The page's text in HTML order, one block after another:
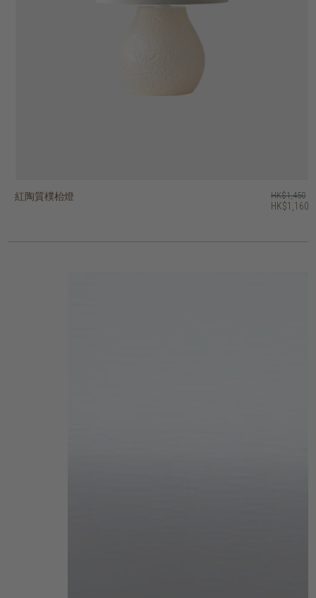
紅陶質樸枱燈 HK$1,450
HK$1,160
紅陶枱燈 HK$2,250
HK$1,800
紅陶條紋枱燈 HK$1,950
HK$1,560
紅陶幾何枱燈 HK$2,250
HK$1,800
復古枱燈 HK$1,950
HK$1,560
heritage 圓頂形枱燈 HK$845
bright 號角形吊燈 HK$1,450
bright 穹頂型吊燈 HK$1,550
bright 吊鐘形吊燈 HK$1,650
木根雕塑枱燈 HK$1,450